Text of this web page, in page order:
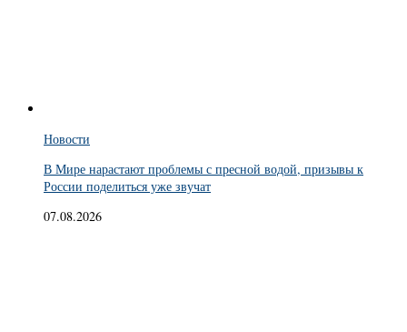
Новости
В Мире нарастают проблемы с пресной водой, призывы к
России поделиться уже звучат
07.08.2026